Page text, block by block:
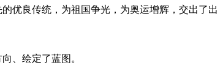
优良传统，为祖国争光，为奥运增辉，交出了出
、绘定了蓝图。